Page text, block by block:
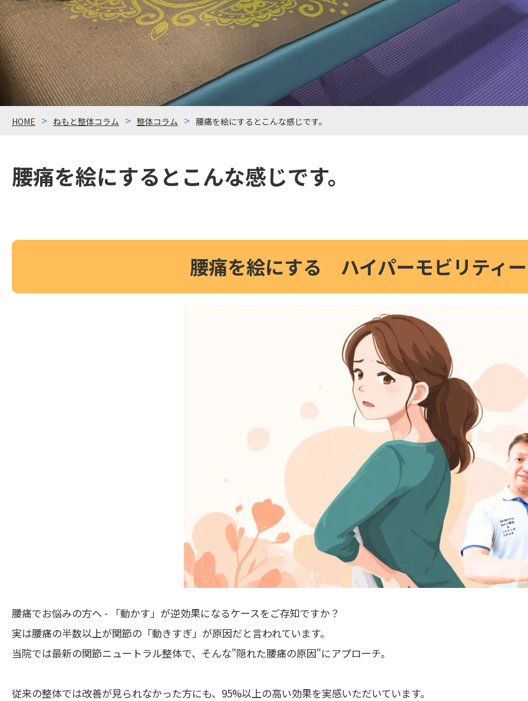
腰痛を絵にするとこんな感じです。
HOME ねもと整体コラム 整体コラム 腰痛を絵にするとこんな感じです。
腰痛を絵にする ハイパーモビリティ
腰痛でお悩みの方へ - 「動かす」が逆効果になるケースをご存知ですか？
実は腰痛の半数以上が関節の「動きすぎ」が原因だと言われています。
当院では最新の関節ニュートラル整体で、そんな"隠れた腰痛の原因"にアプローチ。
従来の整体では改善が見られなかった方にも、95%以上の高い効果を実感いただいています。